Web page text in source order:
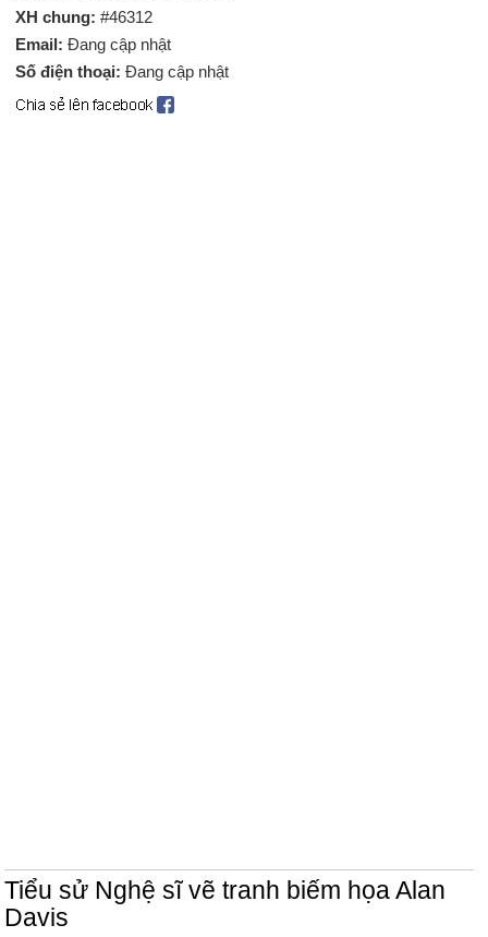
XH chung: #46312
Email: Đang cập nhật
Số điện thoại: Đang cập nhật
Tiểu sử Nghệ sĩ vẽ tranh biếm họa Alan
Davis